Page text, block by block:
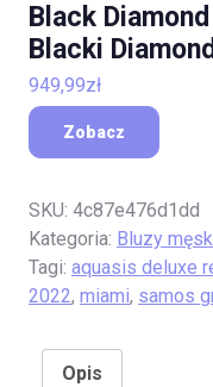
Black
Blacki
949,99zł
Zobacz
SKU: 4c87e476d1dd
Kategoria: Bluzy
Tagi: aquasis deluxe
2022, miami, samos
Opis